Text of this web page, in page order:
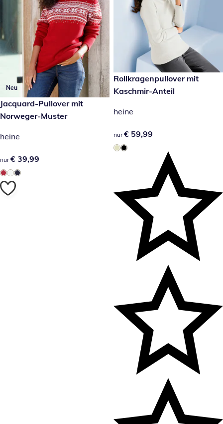
Neu
€ 39,99
Jacquard-Pullover mit
Norweger-Muster
heine
€ 39,99
nur € 39,99
€ 59,99
Rollkragenpullover mit
Kaschmir-Anteil
heine
€ 59,99
nur € 59,99